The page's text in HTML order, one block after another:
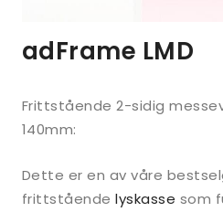
adFrame LMD
Frittstående 2-sidig
140mm:
Dette er en av våre
frittståendelyskasse som